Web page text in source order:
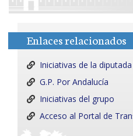
Enlaces relacionados
Iniciativas de la diputada
G.P. Por Andalucía
Iniciativas del grupo
Acceso al Portal de